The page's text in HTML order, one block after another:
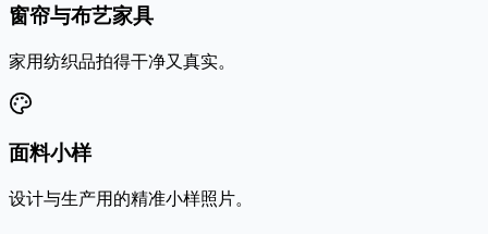
窗帘与布艺家具
家用纺织品拍得干净又真实。
面料小样
设计与生产用的精准小样照片。